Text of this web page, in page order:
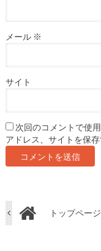
メール ※
サイト
次回のコメントで使
アドレス、サイトを保存
トップペー